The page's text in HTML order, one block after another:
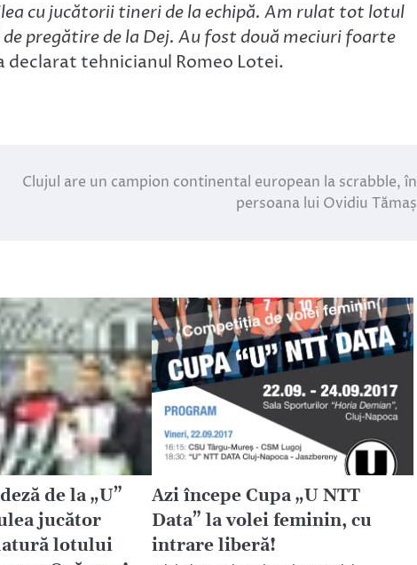
cu jucătorii tineri de la echipă. Am rulat tot lotul
pregătire de la Dej. Au fost două meciuri foarte
declarat tehnicianul Romeo Lotei.
Clujul are un campion continental european la scrabble, în
persoana lui Ovidiu Tămaș
de la „U”
jucător
lotului
Azi începe Cupa „U NTT
Data” la volei feminin, cu
intrare liberă!